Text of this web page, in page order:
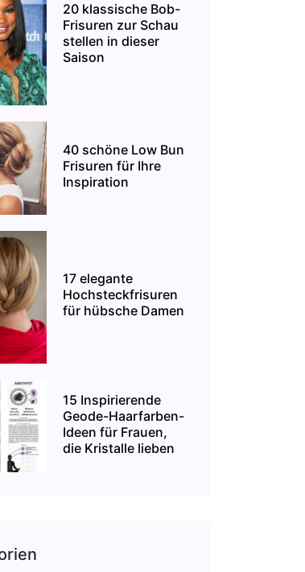
20 klassische Bob-
Frisuren zur Schau
stellen in dieser
Saison
40 schöne Low Bun
Frisuren für Ihre
Inspiration
17 elegante
Hochsteckfrisuren
für hübsche Damen
15 Inspirierende
Geode-Haarfarben-
Ideen für Frauen,
die Kristalle lieben